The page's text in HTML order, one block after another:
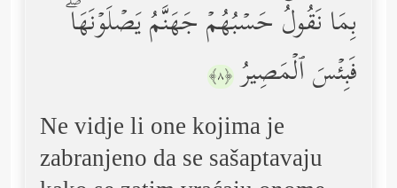
بِمَا نَقُولُۚ حَسۡبُهُمۡ جَهَنَّمُ یَصۡلَوۡنَهَاۖ
فَبِئۡسَ ٱلۡمَصِیرُ ﴿٨﴾
Ne vidje li one kojima je
zabranjeno da se sašaptavaju